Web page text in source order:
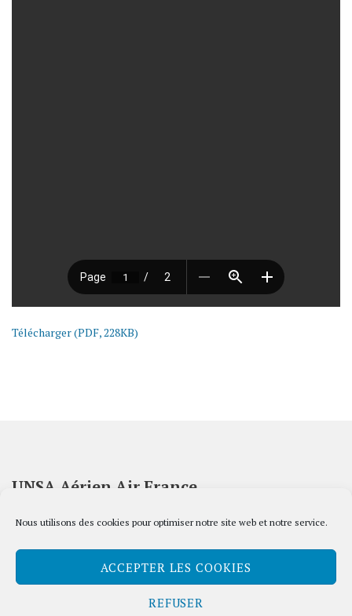
Nous utilisons des cookies pour optimiser notre site web et notre service.
ACCEPTER LES COOKIES
REFUSER
Télécharger (PDF, 228KB)
UNSA Aérien Air France
45 rue de Paris – Bâtiment Pégase, 2ème étage
93 290 Tremblay-en-France
secretariat@unsaaerien.com